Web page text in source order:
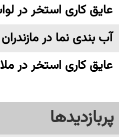
عایق کاری استخر در
آب بندی نما در مازندران
عایق کاری استخر در
پربازدیدها